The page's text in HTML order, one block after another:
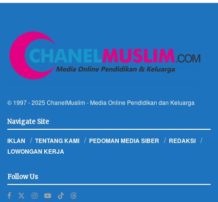
© 1997 - 2025 ChanelMuslim - Media Online Pendidikan dan Keluarga
Navigate Site
IKLAN TENTANG KAMI PEDOMAN MEDIA SIBER
REDAKSI
LOWONGAN KERJA
Follow Us